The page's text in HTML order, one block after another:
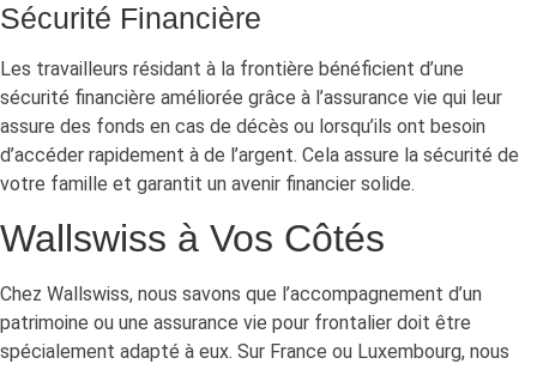
Sécurité Financière
Les travailleurs résidant à la frontière bénéficient d’une
sécurité financière améliorée grâce à l’assurance vie qui leur
assure des fonds en cas de décès ou lorsqu’ils ont besoin
d’accéder rapidement à de l’argent. Cela assure la sécurité de
votre famille et garantit un avenir financier solide.
Wallswiss à Vos Côtés
Chez Wallswiss, nous savons que l’accompagnement d’un
patrimoine ou une assurance vie pour frontalier doit être
spécialement adapté à eux. Sur France ou Luxembourg, nous